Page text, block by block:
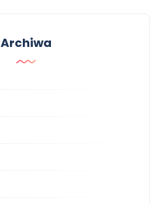
Archiwa